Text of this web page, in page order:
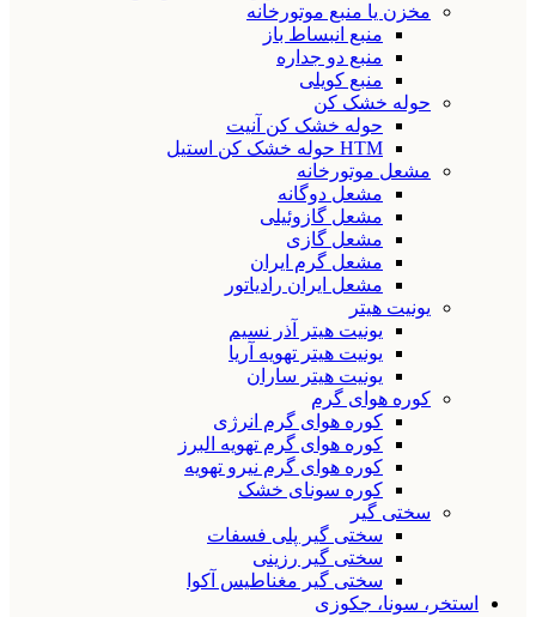
مخزن یا منبع موتورخانه
منبع انبساط باز
منبع دو جداره
منبع کویلی
حوله خشک کن
حوله خشک کن آنیت
HTM حوله خشک کن استیل
مشعل موتورخانه
مشعل دوگانه
مشعل گازوئیلی
مشعل گازی
مشعل گرم ایران
مشعل ایران رادیاتور
یونیت هیتر
یونیت هیتر آذر نسیم
یونیت هیتر تهویه آریا
یونیت هیتر ساران
کوره هوای گرم
کوره هوای گرم انرژی
کوره هوای گرم تهویه البرز
کوره هوای گرم نیرو تهویه
کوره سونای خشک
سختی گیر
سختی گیر پلی فسفات
سختی گیر رزینی
سختی گیر مغناطیس آکوا
استخر، سونا، جکوزی